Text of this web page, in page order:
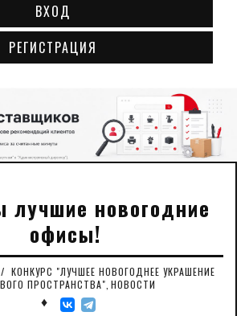
ВХОД
РЕГИСТРАЦИЯ
лучшие новогодние
офисы!
/ КОНКУРС "ЛУЧШЕЕ НОВОГОДНЕЕ УКРАШЕНИЕ
ПРОСТРАНСТВА" НОВОСТИ
♦